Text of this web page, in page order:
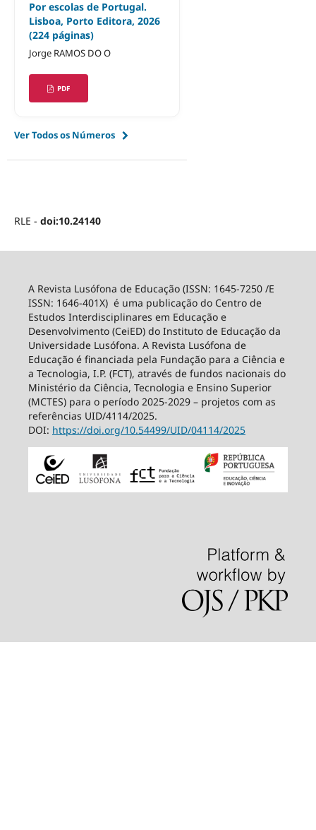
Por escolas de Portugal.
Lisboa, Porto Editora, 2026
(224 páginas)
Jorge RAMOS DO O
PDF
Ver Todos os Números
RLE - doi:10.24140
A Revista Lusófona de Educação (ISSN: 1645-7250 /E
ISSN: 1646-401X) é uma publicação do Centro de
Estudos Interdisciplinares em Educação e
Desenvolvimento (CeiED) do Instituto de Educação da
Universidade Lusófona. A Revista Lusófona de
Educação é financiada pela Fundação para a Ciência e
a Tecnologia, I.P. (FCT), através de fundos nacionais do
Ministério da Ciência, Tecnologia e Ensino Superior
(MCTES) para o período 2025-2029 – projetos com as
referências UID/4114/2025.
DOI: https://doi.org/10.54499/UID/04114/2025